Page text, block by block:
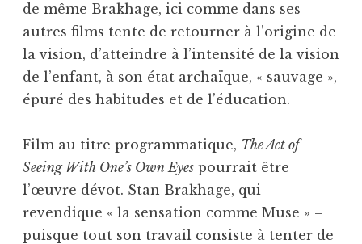
de même Brakhage, ici comme dans ses
autres films tente de retourner à l’origine de
la vision, d’atteindre à l’intensité de la vision
de l’enfant, à son état archaïque, « sauvage »,
épuré des habitudes et de l’éducation.
Film au titre programmatique, The Act of
Seeing With One’s Own Eyes pourrait être
l’œuvre dévot. Stan Brakhage, qui
revendique « la sensation comme Muse » –
puisque tout son travail consiste à tenter de